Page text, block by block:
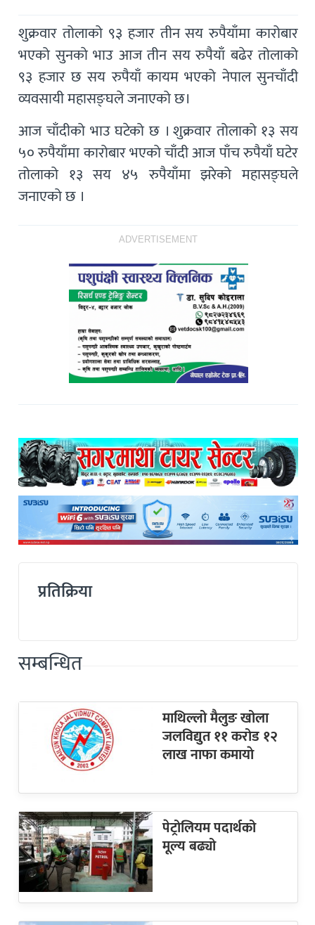
शुक्रवार तोलाको ९३ हजार तीन सय रुपैयाँमा कारोबार
भएको सुनकाे भाउ आज तीन सय रुपैयाँ बढेर तोलाको
९३ हजार छ सय रुपैयाँ कायम भएको नेपाल सुनचाँदी
व्यवसायी महासङ्घले जनाएको छ।
आज चाँदीको भाउ घटेको छ । शुक्रवार तोलाको १३ सय
५० रुपैयाँमा कारोबार भएको चाँदी आज पाँच रुपैयाँ घटेर
तोलाको १३ सय ४५ रुपैयाँमा झरेको महासङ्घले
जनाएको छ ।
ADVERTISEMENT
प्रतिक्रिया
सम्बन्धित
माथिल्लो मैलुङ खोला
जलविद्युत ११ करोड १२
लाख नाफा कमायाे
पेट्रोलियम पदार्थको
मूल्य बढ्यो